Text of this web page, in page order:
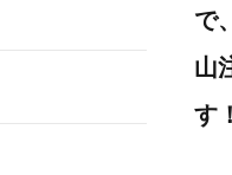
で
山
す